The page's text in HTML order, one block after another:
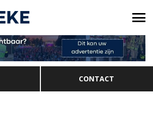
CONTACT